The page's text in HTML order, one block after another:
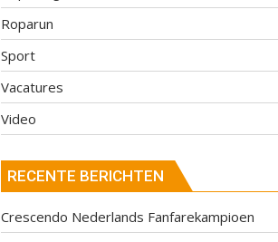
Roparun
Sport
Vacatures
Video
RECENTE BERICHTEN
Crescendo Nederlands Fanfarekampioen